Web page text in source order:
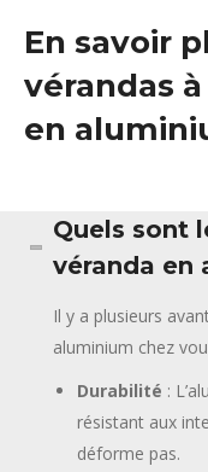
En savoir
vérandas
en
Quels sont
véranda en
Il y a plusieurs
aluminium chez
Durabilité :
résistant aux
déforme pas.